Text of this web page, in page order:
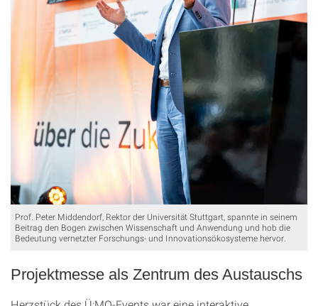
Prof. Peter Middendorf, Rektor der Universität Stuttgart, spannte in seinem
Beitrag den Bogen zwischen Wissenschaft und Anwendung und hob die
Bedeutung vernetzter Forschungs- und Innovationsökosysteme hervor.
Projektmesse als Zentrum des Austauschs